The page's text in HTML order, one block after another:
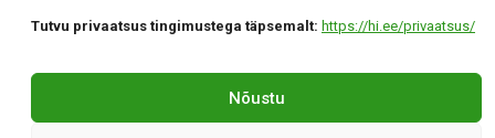
Tutvu privaatsus tingimustega täpsemalt: https://hi.ee/privaatsus/
Nõustu
Holding Invest OÜ
Tartu, Klaasi 12 +372 56 294 071 hi@hi.ee
©Holding Invest 2026